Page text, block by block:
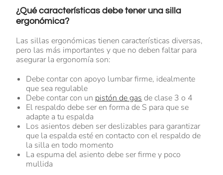
¿Qué características debe tener una silla
ergonómica?
Las sillas ergonómicas tienen características diversas,
pero las más importantes y que no deben faltar para
asegurar la ergonomía son:
Debe contar con apoyo lumbar firme, idealmente
que sea regulable
Debe contar con un pistón de gas de clase 3 o 4
El respaldo debe ser en forma de S para que se
adapte a tu espalda
Los asientos deben ser deslizables para garantizar
que la espalda esté en contacto con el respaldo de
la silla en todo momento
La espuma del asiento debe ser firme y poco
mullida